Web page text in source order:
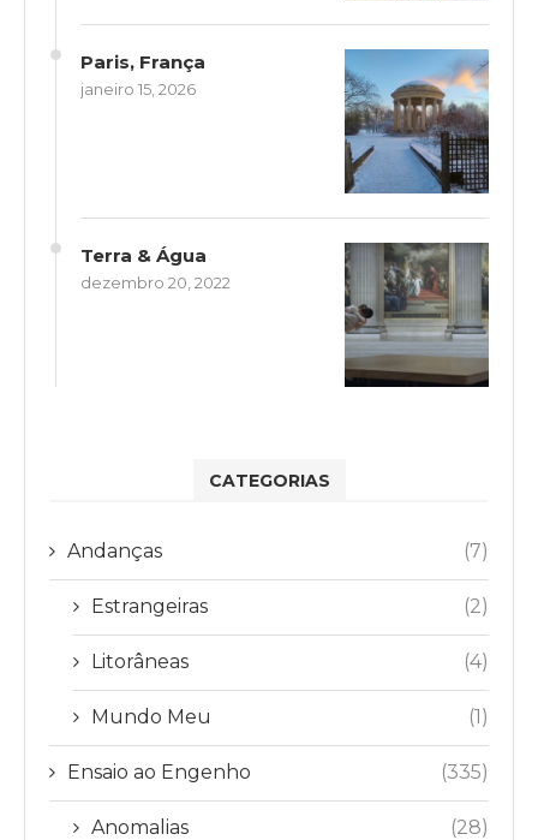
Paris, França
janeiro 15, 2026
Terra & Água
dezembro 20, 2022
CATEGORIAS
Andanças (7)
Estrangeiras (2)
Litorâneas (4)
Mundo Meu (1)
Ensaio ao Engenho (335)
Anomalias (28)